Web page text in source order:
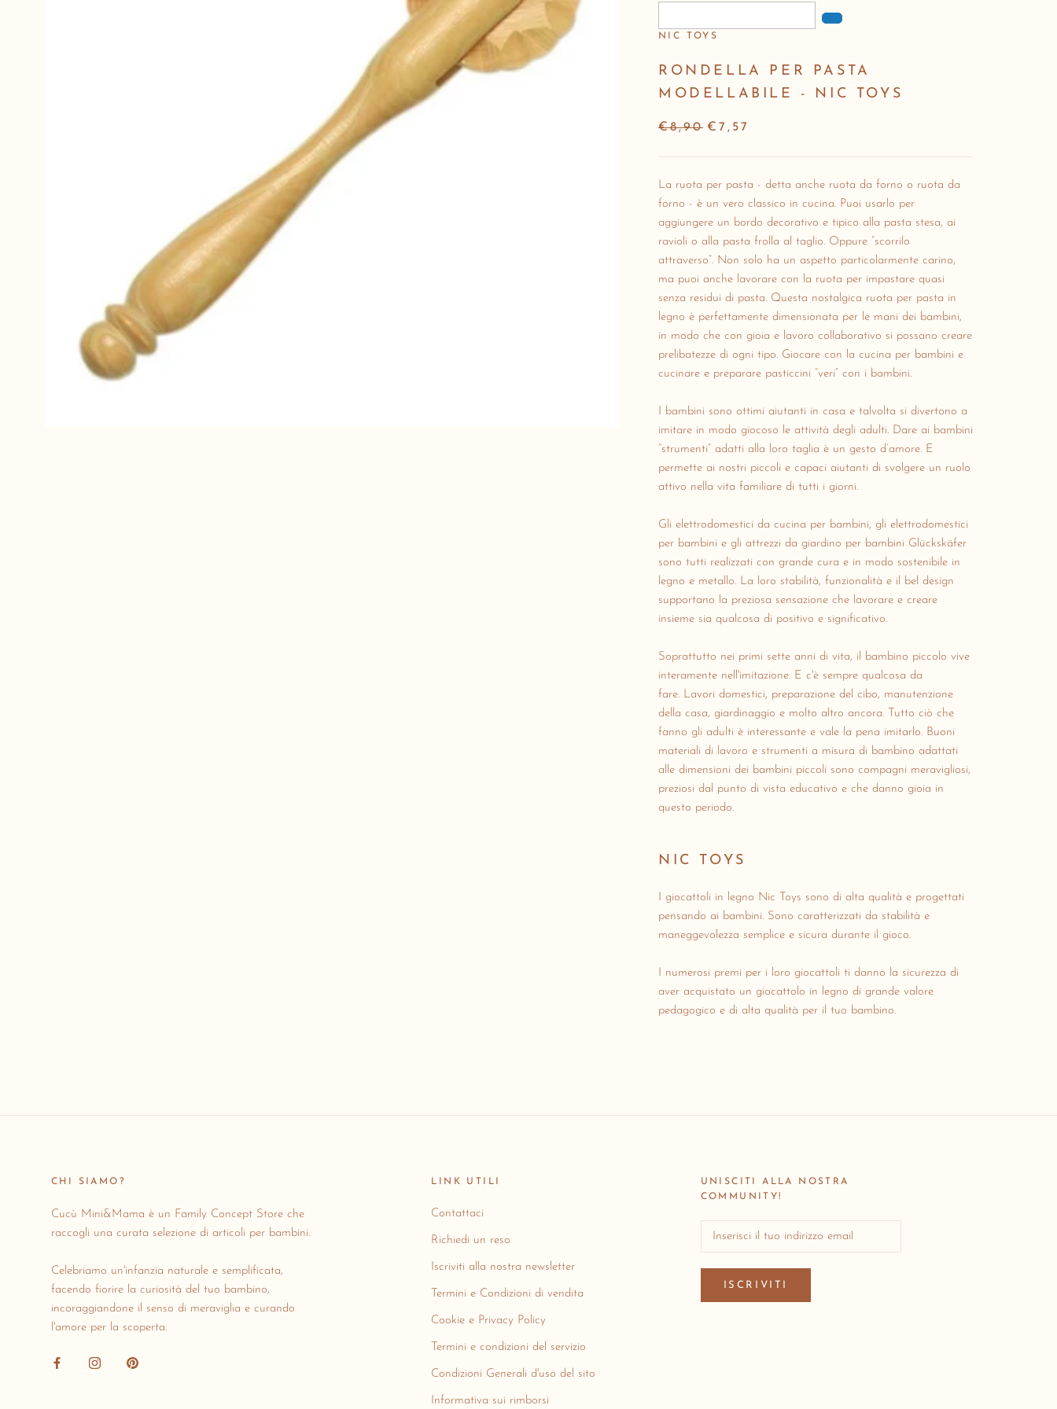
NIC TOYS
RONDELLA PER PASTA
MODELLABILE - NIC TOYS
€8,90 €7,57
La ruota per pasta - detta anche ruota da forno o ruota da
forno - è un vero classico in cucina. Puoi usarlo per
aggiungere un bordo decorativo e tipico alla pasta stesa, ai
ravioli o alla pasta frolla al taglio. Oppure “scorrilo
attraverso”. Non solo ha un aspetto particolarmente carino,
ma puoi anche lavorare con la ruota per impastare quasi
senza residui di pasta. Questa nostalgica ruota per pasta in
legno è perfettamente dimensionata per le mani dei bambini,
in modo che con gioia e lavoro collaborativo si possano creare
prelibatezze di ogni tipo. Giocare con la cucina per bambini e
cucinare e preparare pasticcini “veri” con i bambini.
I bambini sono ottimi aiutanti in casa e talvolta si divertono a
imitare in modo giocoso le attività degli adulti. Dare ai bambini
“strumenti” adatti alla loro taglia è un gesto d’amore. E
permette ai nostri piccoli e capaci aiutanti di svolgere un ruolo
attivo nella vita familiare di tutti i giorni.
Gli elettrodomestici da cucina per bambini, gli elettrodomestici
per bambini e gli attrezzi da giardino per bambini Glückskäfer
sono tutti realizzati con grande cura e in modo sostenibile in
legno e metallo. La loro stabilità, funzionalità e il bel design
supportano la preziosa sensazione che lavorare e creare
insieme sia qualcosa di positivo e significativo.
Soprattutto nei primi sette anni di vita, il bambino piccolo vive
interamente nell'imitazione. E c'è sempre qualcosa da
fare. Lavori domestici, preparazione del cibo, manutenzione
della casa, giardinaggio e molto altro ancora. Tutto ciò che
fanno gli adulti è interessante e vale la pena imitarlo. Buoni
materiali di lavoro e strumenti a misura di bambino adattati
alle dimensioni dei bambini piccoli sono compagni meravigliosi,
preziosi dal punto di vista educativo e che danno gioia in
questo periodo.
NIC TOYS
I giocattoli in legno Nic Toys sono di alta qualità e progettati
pensando ai bambini. Sono caratterizzati da stabilità e
maneggevolezza semplice e sicura durante il gioco.
I numerosi premi per i loro giocattoli ti danno la sicurezza di
aver acquistato un giocattolo in legno di grande valore
pedagogico e di alta qualità per il tuo bambino.
CHI SIAMO?
Cucù Mini&Mama è un Family Concept Store che
raccogli una curata selezione di articoli per bambini.
Celebriamo un'infanzia naturale e semplificata,
facendo fiorire la curiosità del tuo bambino,
incoraggiandone il senso di meraviglia e curando
l'amore per la scoperta.
LINK UTILI
Contattaci
Richiedi un reso
Iscriviti alla nostra newsletter
Termini e Condizioni di vendita
Cookie e Privacy Policy
Termini e condizioni del servizio
Condizioni Generali d'uso del sito
Informativa sui rimborsi
UNISCITI ALLA NOSTRA
COMMUNITY!
ISCRIVITI